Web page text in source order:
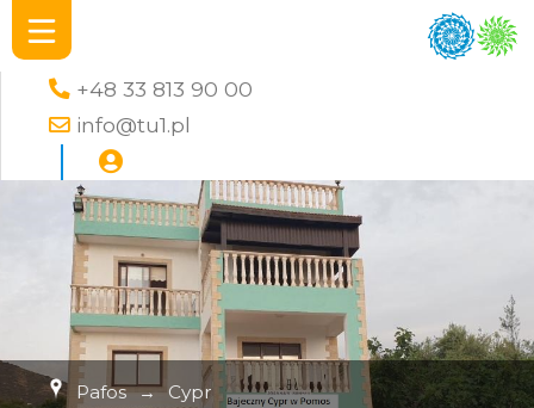
+48 33 813 90 00
info@tu1.pl
Pafos → Cypr